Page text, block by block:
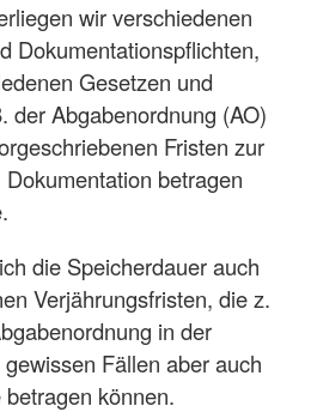
wir verschiedenen
Dokumentationspflichten,
Gesetzen und
der Abgabenordnung (AO)
Fristen zur
betragen
die Speicherdauer auch
Verjährungsfristen, die z.
in der
Fällen aber auch
können.